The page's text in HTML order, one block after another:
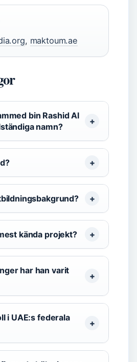
, maktoum.ae
bin Rashid Al
namn?
kända projekt?
har han varit
i UAE:s federala